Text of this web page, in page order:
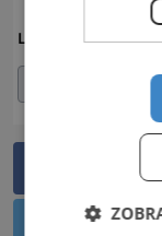
LOKALITA:
OKRES PÍSEK